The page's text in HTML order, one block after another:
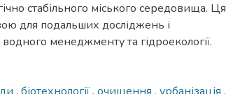
стабільного міського середовища. Ця
для подальших досліджень і
менеджменту та гідроекології.